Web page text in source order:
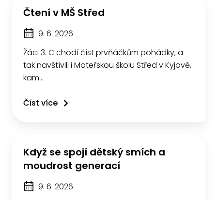
Čtení v MŠ Střed
9. 6. 2026
Žáci 3. C chodí číst prvňáčkům pohádky, a
tak navštívili i Mateřskou školu Střed v Kyjově,
kam…
Číst více
Když se spojí dětský smích a
moudrost generací
9. 6. 2026